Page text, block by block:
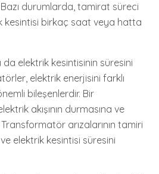
durumlarda, tamirat süreci
kesintisi birkaç saat veya hatta
elektrik kesintisinin süresini
elektrik enerjisini farklı
bileşenlerdir. Bir
akışının durmasına ve
arızalarının tamiri
elektrik kesintisi süresini